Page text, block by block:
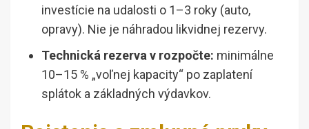
investície na udalosti o 1–3 roky (auto,
opravy). Nie je náhradou likvidnej rezervy.
Technická rezerva v rozpočte: minimálne
10–15 % „voľnej kapacity“ po zaplatení
splátok a základných výdavkov.